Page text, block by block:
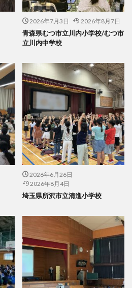
2026年7月3日 2026年8月7日
青森県むつ市立川内小学校/むつ市
立川内中学校
2026年6月26日
2026年8月4日
埼玉県所沢市立清進小学校